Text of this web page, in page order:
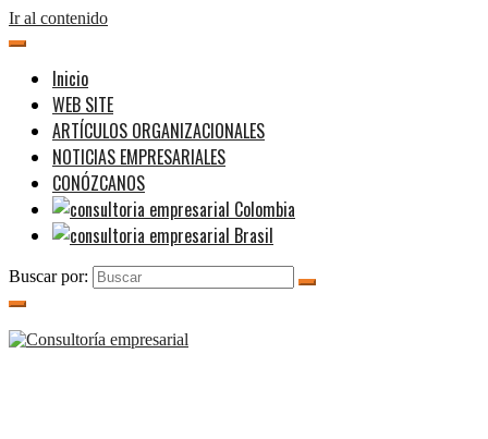
Ir al contenido
Inicio
WEB SITE
ARTÍCULOS ORGANIZACIONALES
NOTICIAS EMPRESARIALES
CONÓZCANOS
Buscar por: